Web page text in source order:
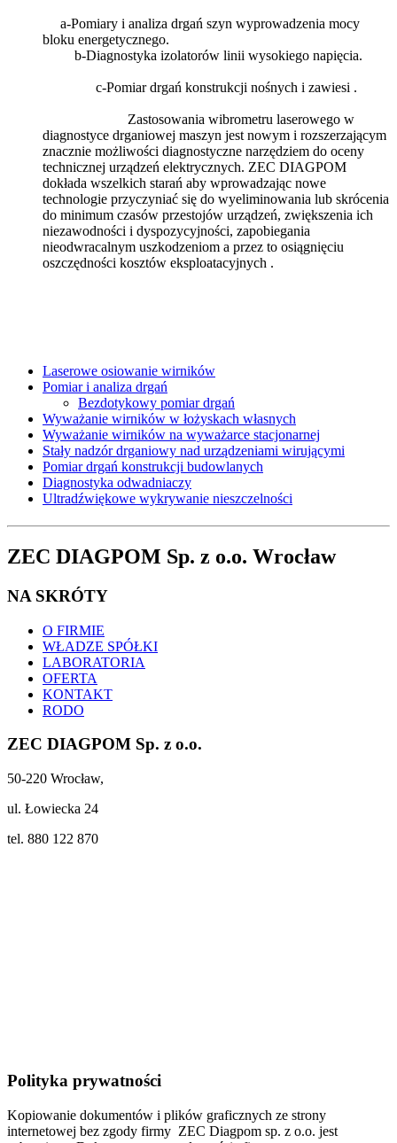
a-Pomiary i analiza drgań szyn wyprowadzenia mocy
bloku energetycznego.
b-Diagnostyka izolatorów linii wysokiego napięcia.
c-Pomiar drgań konstrukcji nośnych i zawiesi .
Zastosowania wibrometru laserowego w
diagnostyce drganiowej maszyn jest nowym i rozszerzającym
znacznie możliwości diagnostyczne narzędziem do oceny
technicznej urządzeń elektrycznych. ZEC DIAGPOM
dokłada wszelkich starań aby wprowadzając nowe
technologie przyczyniać się do wyeliminowania lub skrócenia
do minimum czasów przestojów urządzeń, zwiększenia ich
niezawodności i dyspozycyjności, zapobiegania
nieodwracalnym uszkodzeniom a przez to osiągnięciu
oszczędności kosztów eksploatacyjnych .
Laserowe osiowanie wirników
Pomiar i analiza drgań
Bezdotykowy pomiar drgań
Wyważanie wirników w łożyskach własnych
Wyważanie wirników na wyważarce stacjonarnej
Stały nadzór drganiowy nad urządzeniami wirującymi
Pomiar drgań konstrukcji budowlanych
Diagnostyka odwadniaczy
Ultradźwiękowe wykrywanie nieszczelności
ZEC DIAGPOM Sp. z o.o. Wrocław
NA SKRÓTY
O FIRMIE
WŁADZE SPÓŁKI
LABORATORIA
OFERTA
KONTAKT
RODO
ZEC DIAGPOM Sp. z o.o.
50-220 Wrocław,
ul. Łowiecka 24
tel. 880 122 870
Polityka prywatności
Kopiowanie dokumentów i plików graficznych ze strony
internetowej bez zgody firmy ZEC Diagpom sp. z o.o. jest